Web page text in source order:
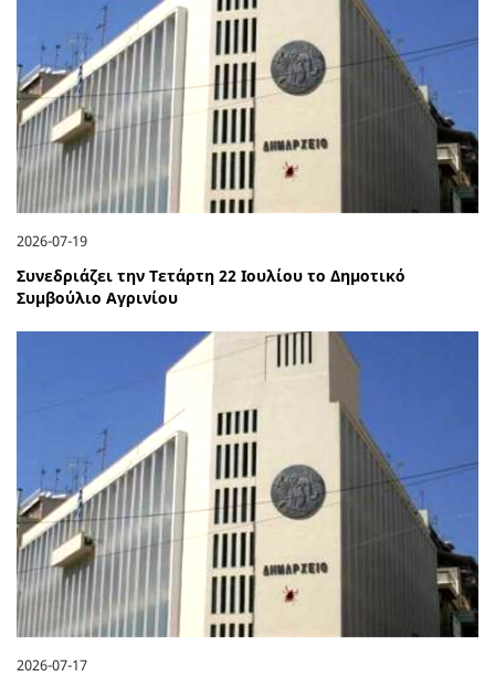
2026-07-19
Συνεδριάζει την Τετάρτη 22 Ιουλίου το Δημοτικό
Συμβούλιο Αγρινίου
2026-07-17